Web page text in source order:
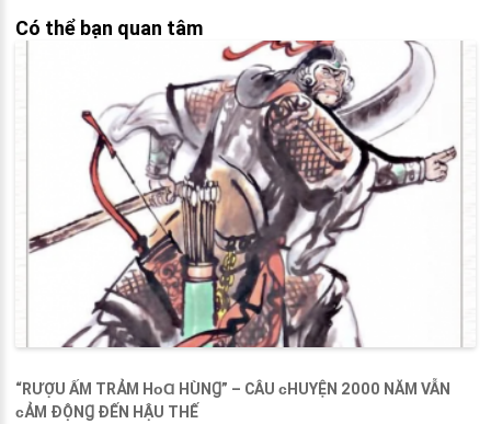
Có thể bạn quan tâm
“RƯỢU ẤM TRẢM HᴏⱭ HÙNꞬ” – CÂU ᴄHUYỆN 2000 NĂM VẪN
ᴄẢM ĐỘNꞬ ĐẾN HẬU THẾ